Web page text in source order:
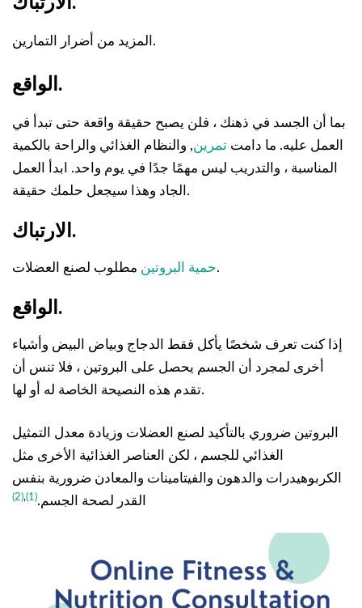
المزيد من أضرار التمارين.
الواقع.
بما أن الجسد في ذهنك ، فلن يصبح حقيقة واقعة حتى تبدأ في
العمل عليه. ما دامت تمرين, والنظام الغذائي والراحة بالكمية
المناسبة ، والتدريب ليس مهمًا جدًا في يوم واحد. ابدأ العمل
الجاد وهذا سيجعل حلمك حقيقة.
الارتباك.
حمية البروتينمطلوب لصنع العضلات.
الواقع.
إذا كنت تعرف شخصًا يأكل فقط الدجاج وبياض البيض وأشياء
أخرى لمجرد أن الجسم يحصل على البروتين ، فلا تنس أن
تقدم هذه النصيحة الخاصة له أو لها.
البروتين ضروري بالتأكيد لصنع العضلات وزيادة معدل التمثيل
الغذائي للجسم ، لكن العناصر الغذائية الأخرى مثل
الكربوهيدرات والدهون والفيتامينات والمعادن ضرورية بنفس
القدر لصحة الجسم.(1)
,
(2)